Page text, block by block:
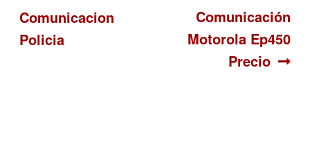
de
Comunicacion
Policia
Comunicación
Motorola Ep450
Precio